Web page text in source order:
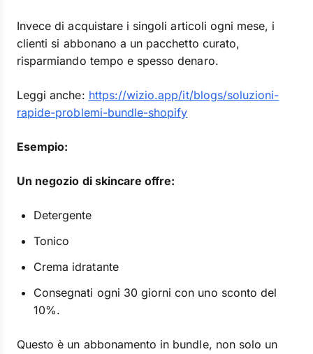
Invece di acquistare i singoli articoli ogni mese, i
clienti si abbonano a un pacchetto curato,
risparmiando tempo e spesso denaro.
Leggi anche: https://wizio.app/it/blogs/soluzioni-
rapide-problemi-bundle-shopify
Esempio:
Un negozio di skincare offre:
Detergente
Tonico
Crema idratante
Consegnati ogni 30 giorni con uno sconto del
10%.
Questo è un abbonamento in bundle, non solo un